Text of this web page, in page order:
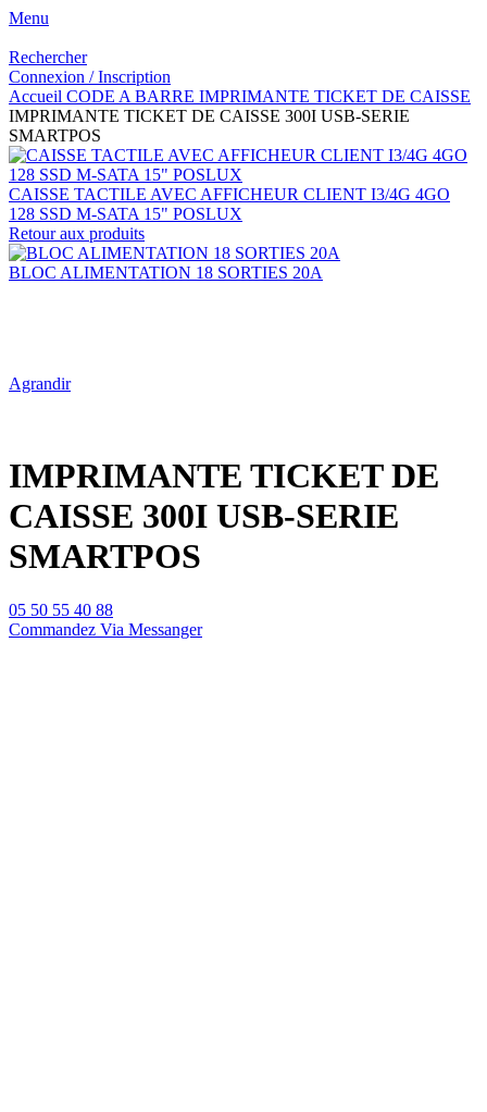
Menu
Rechercher
Connexion / Inscription
Accueil CODE A BARRE IMPRIMANTE TICKET DE CAISSE
IMPRIMANTE TICKET DE CAISSE 300I USB-SERIE
SMARTPOS
CAISSE TACTILE AVEC AFFICHEUR CLIENT I3/4G 4GO
128 SSD M-SATA 15" POSLUX
Retour aux produits
BLOC ALIMENTATION 18 SORTIES 20A
Agrandir
IMPRIMANTE TICKET DE
CAISSE 300I USB-SERIE
SMARTPOS
05 50 55 40 88
Commandez Via Messanger